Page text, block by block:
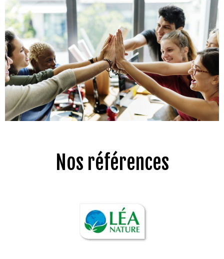
Nos références